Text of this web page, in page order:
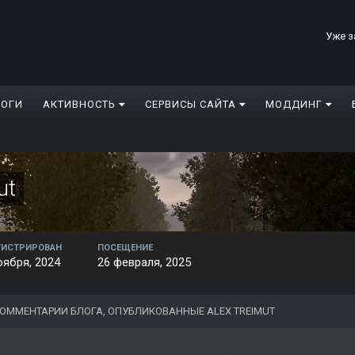
Уже
АКТИВНОСТЬ СЕРВИСЫ САЙТА МОДДИНГ
2024
ПОСЕЩЕНИЕ
26 февраля, 2025
БЛОГА, ОПУБЛИКОВАННЫЕ ALEX TREIMUT